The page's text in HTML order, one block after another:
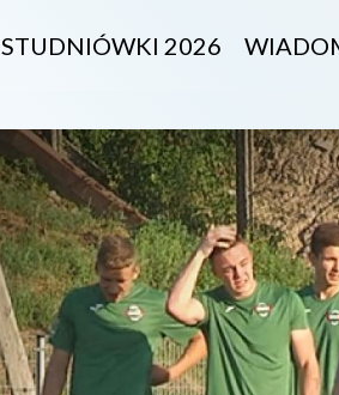
STUDNIÓWKI 2026